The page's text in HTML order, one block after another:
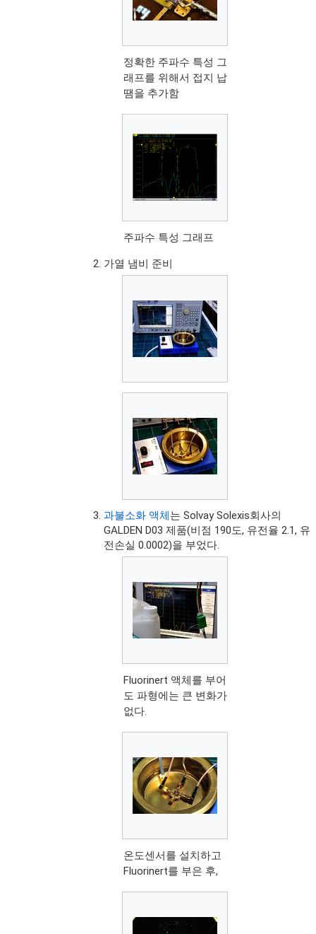
정확한 주파수 특성 그
래프를 위해서 접지 납
땜을 추가함
주파수 특성 그래프
가열 냄비 준비
과불소화 액체는 Solvay Solexis회사의
GALDEN D03 제품(비점 190도, 유전율 2.1, 유
전손실 0.0002)을 부었다.
Fluorinert 액체를 부어
도 파형에는 큰 변화가
없다.
온도센서를 설치하고
Fluorinert를 부은 후,